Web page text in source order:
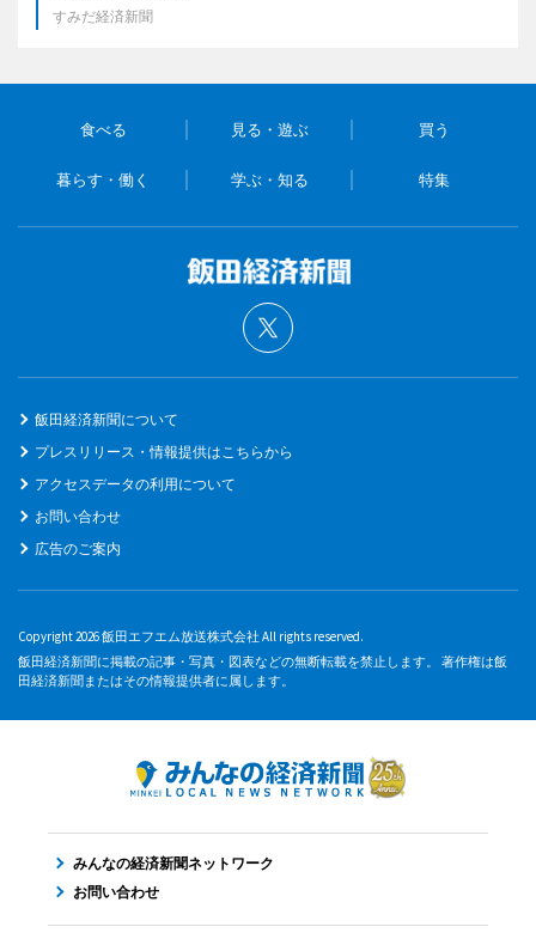
すみだ経済新聞
食べる 見る・遊ぶ 買う
暮らす・働く 学ぶ・知る 特集
飯田経済新聞について
プレスリリース・情報提供はこちらから
アクセスデータの利用について
お問い合わせ
広告のご案内
Copyright 2026 飯田エフエム放送株式会社 All rights reserved.
飯田経済新聞に掲載の記事・写真・図表などの無断転載を禁止します。 著作権は飯
田経済新聞またはその情報提供者に属します。
みんなの経済新聞ネットワーク
お問い合わせ